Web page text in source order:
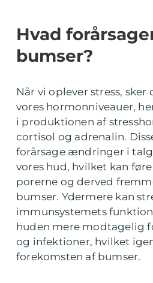
Hvad
bumser?
Når vi oplever stress,
vores hormonniveauer,
i produktionen af
cortisol og adrenalin.
forårsage ændringer i
vores hud, hvilket kan
porerne og derved
bumser. Ydermere kan
immunsystemets
huden mere modtagelig
og infektioner, hvilket
forekomsten af bumser.